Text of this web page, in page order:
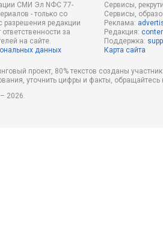
СМИ Эл NФС 77-
- только со
разрешения редакции
за
на сайте.
данных
Сервисы,
Сервисы,
Реклама:
Редакция:
Поддержка:
Карта сайта
проект, 80% текстов созданы
уточнить цифры и факты,
2026.